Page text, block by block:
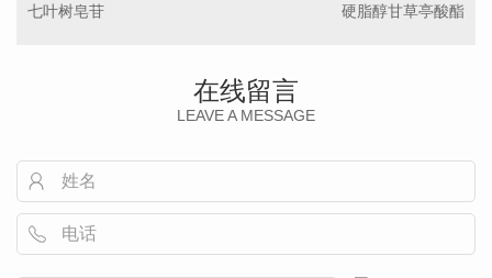
七叶树皂苷 硬脂醇甘草亭酸酯
在线留言
LEAVE A MESSAGE